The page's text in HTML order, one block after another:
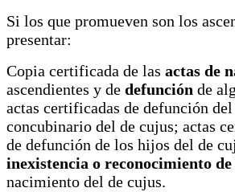
Si los que promueven son los
presentar:
Copia certificada de las actas de
ascendientes y de defunción de
actas certificadas de defunción
concubinario del de cujus; actas
de defunción de los hijos del de
inexistencia o reconocimiento
nacimiento del de cujus.